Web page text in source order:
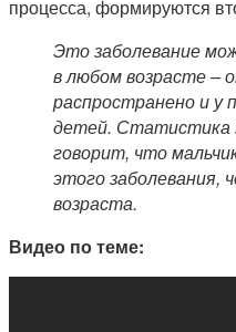
процесса, формируются
Это заболевание
в любом возрасте –
распространено и у
детей. Статистика
говорит, что
этого заболевания,
возраста.
Видео по теме: